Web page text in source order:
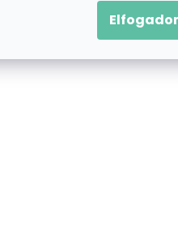
el rögtön összeállni